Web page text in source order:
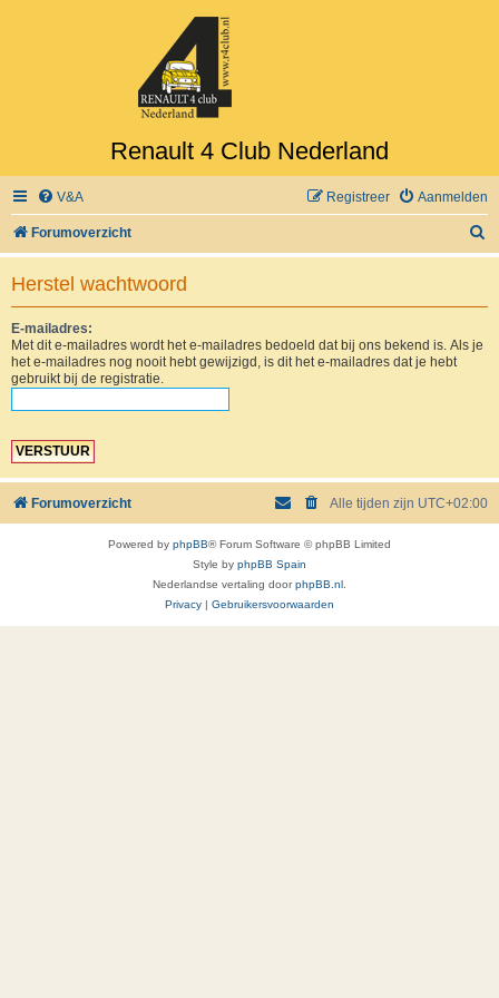
Renault 4 Club Nederland
V&A Aanmelden
Registreer
Forumoverzicht
o
Herstel wachtwoord
E-mailadres:
Met dit e-mailadres wordt het e-mailadres bedoeld dat bij ons bekend is. Als je
het e-mailadres nog nooit hebt gewijzigd, is dit het e-mailadres dat je hebt
gebruikt bij de registratie.
Forumoverzicht Alle tijden zijn UTC+02:00
Powered by phpBB® Forum Software © phpBB Limited
Style by phpBB Spain
Nederlandse vertaling doorphpBB.nl .
Privacy
Gebruikersvoorwaarden